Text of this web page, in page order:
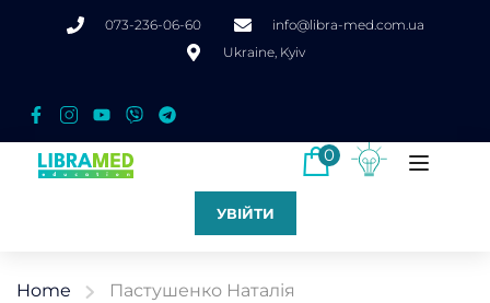
073-236-06-60
info@libra-med.com.ua
Ukraine, Kyiv
0
УВІЙТИ
Home Пастушенко Наталія